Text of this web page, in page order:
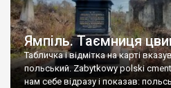
Ямпіль. Таємниця
Табличка і відмітка на карті
польський. Zabytkowy polski
нам себе відразу і показав: